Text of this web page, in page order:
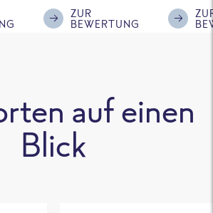
ZUR
BEWERTUNG
auf einen
Blick